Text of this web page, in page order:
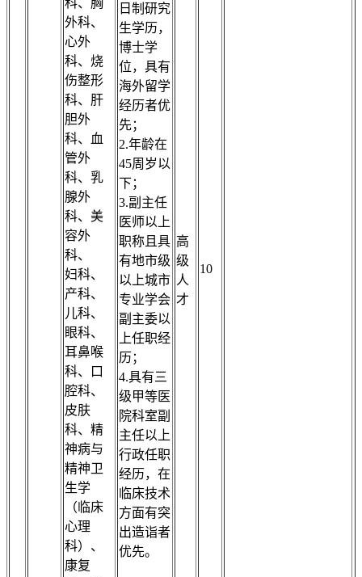
科、胸
外科、
心外
科、烧
伤整形
科、肝
胆外
科、血
管外
科、乳
腺外
科、美
容外
科、
妇科、
产科、
儿科、
眼科、
耳鼻喉
科、口
腔科、
皮肤
科、精
神病与
精神卫
生学
（临床
心理
科）、
康复
日制研究
生学历，
博士学
位，具有
海外留学
经历者优
先；
2.年龄在
45周岁以
下；
3.副主任
医师以上
职称且具
有地市级
以上城市
专业学会
副主委以
上任职经
历；
4.具有三
级甲等医
院科室副
主任以上
行政任职
经历，在
临床技术
方面有突
出造诣者
优先。
高
级
人
才
10